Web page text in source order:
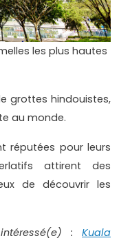
les plus hautes
grottes hindouistes,
au monde.
réputées pour leurs
attirent des
de découvrir les
: Kuala